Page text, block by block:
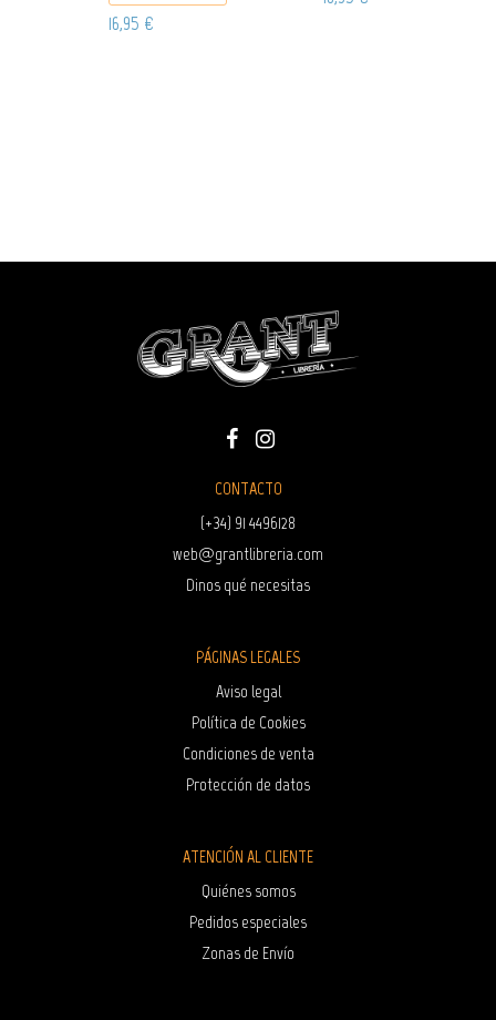
16,95 €
CONTACTO
(+34) 91 4496128
web@grantlibreria.com
Dinos qué necesitas
PÁGINAS LEGALES
Aviso legal
Política de Cookies
Condiciones de venta
Protección de datos
ATENCIÓN AL CLIENTE
Quiénes somos
Pedidos especiales
Zonas de Envío